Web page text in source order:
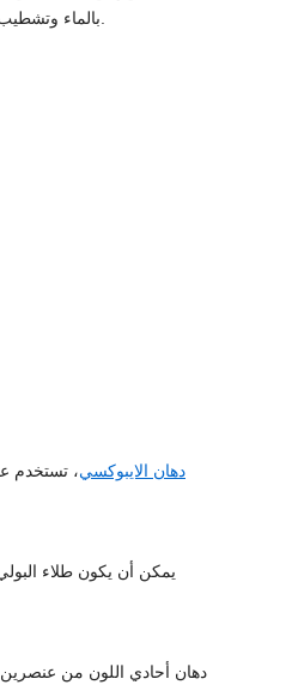
دهان الايبوكسي، تستخدم
يمكن أن يكون طلاء
دهان أحادي اللون من عنصرين